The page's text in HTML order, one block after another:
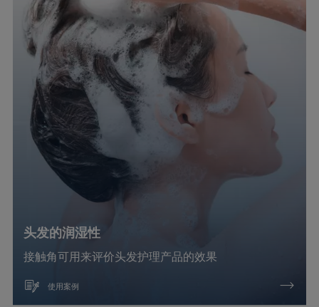
头发的润湿性
接触角可用来评价头发护理产品的效果
使用案例